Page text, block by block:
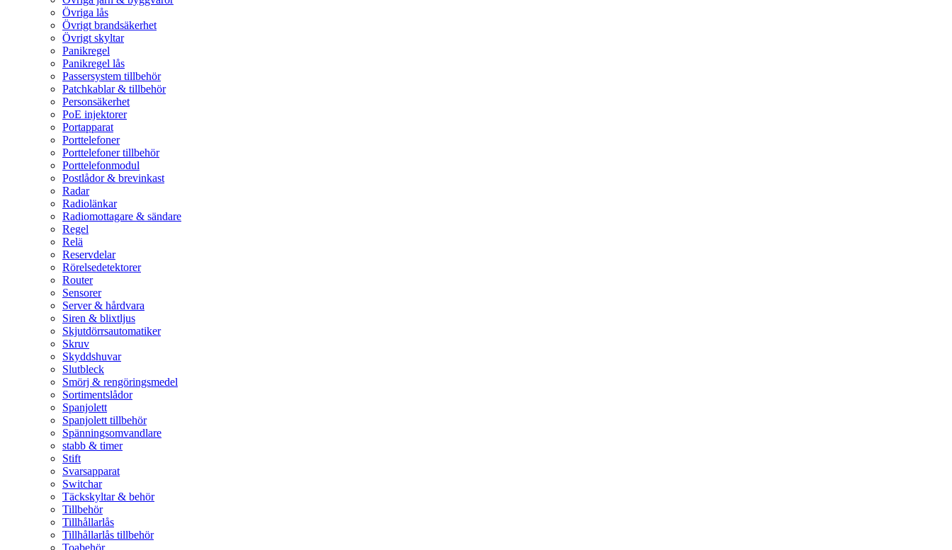
Övriga lås
Övrigt brandsäkerhet
Övrigt skyltar
Panikregel
Panikregel lås
Passersystem tillbehör
Patchkablar & tillbehör
Personsäkerhet
PoE injektorer
Portapparat
Porttelefoner
Porttelefoner tillbehör
Porttelefonmodul
Postlådor & brevinkast
Radar
Radiolänkar
Radiomottagare & sändare
Regel
Relä
Reservdelar
Rörelsedetektorer
Router
Sensorer
Server & hårdvara
Siren & blixtljus
Skjutdörrsautomatiker
Skruv
Skyddshuvar
Slutbleck
Smörj & rengöringsmedel
Sortimentslådor
Spanjolett
Spanjolett tillbehör
Spänningsomvandlare
stabb & timer
Stift
Svarsapparat
Switchar
Täckskyltar & behör
Tillbehör
Tillhållarlås
Tillhållarlås tillbehör
Toabehör